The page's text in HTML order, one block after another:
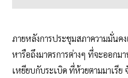
ภายหลังการประชุมสภาความมั่นค
หารือถึงมาตรการต่างๆ ที่จะออกม
เหยียบกับระเบิด ที่ห้วยตามมาเรีย